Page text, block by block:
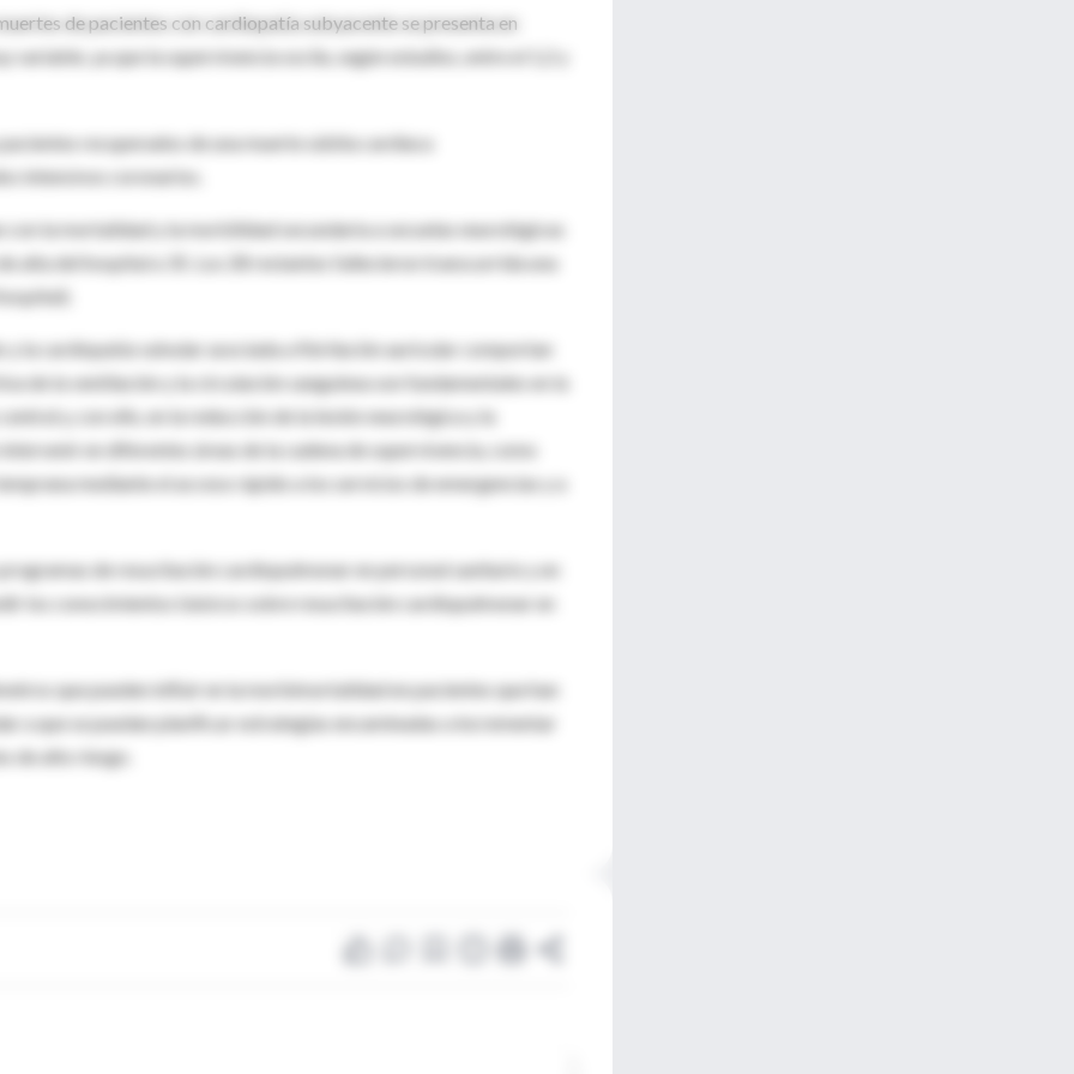
de pacientes con cardiopatía subyacente se presenta en
ya que la supervivencia oscila, según estudios, entre el 1,2 y
recuperados de una muerte súbita cardíaca
intensivos coronarios.
la mortalidad y la morbilidad secundaria a secuelas neurológicas
alta del hospital a 35. Los 28 restantes fallecieron transcurrida una
la cardiopatía valvular asociada a fibrilación auricular comportan
de la ventilación y la circulación sanguínea son fundamentales en la
y, con ello, en la reducción de la lesión neurológica y la
en diferentes áreas de la cadena de supervivencia, como
mediante el acceso rápido a los servicios de emergencias y a
de resucitación cardiopulmonar en personal sanitario y en
los conocimientos básicos sobre resucitación cardiopulmonar en
que pueden influir en la morbimortalidad en pacientes que han
a que se puedan planificar estrategias encaminadas a incrementar
de alto riesgo.